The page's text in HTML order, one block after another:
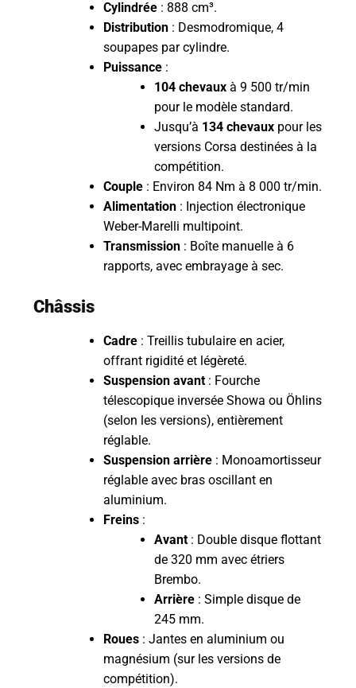
Cylindrée : 888 cm³.
Distribution : Desmodromique, 4
soupapes par cylindre.
Puissance :
104 chevaux à 9 500 tr/min
pour le modèle standard.
Jusqu’à 134 chevaux pour les
versions Corsa destinées à la
compétition.
Couple : Environ 84 Nm à 8 000 tr/min.
Alimentation : Injection électronique
Weber-Marelli multipoint.
Transmission : Boîte manuelle à 6
rapports, avec embrayage à sec.
Châssis
Cadre : Treillis tubulaire en acier,
offrant rigidité et légèreté.
Suspension avant : Fourche
télescopique inversée Showa ou Öhlins
(selon les versions), entièrement
réglable.
Suspension arrière : Monoamortisseur
réglable avec bras oscillant en
aluminium.
Freins :
Avant : Double disque flottant
de 320 mm avec étriers
Brembo.
Arrière : Simple disque de
245 mm.
Roues : Jantes en aluminium ou
magnésium (sur les versions de
compétition).